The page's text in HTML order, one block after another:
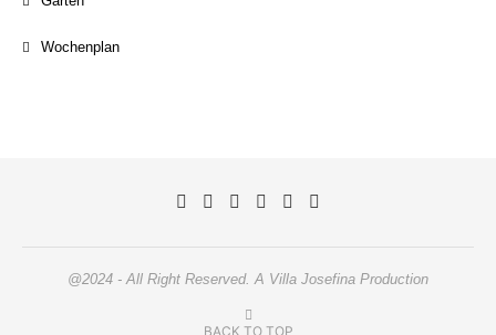
Wochenplan
@2024 - All Right Reserved. A Villa Josefina Production
BACK TO TOP